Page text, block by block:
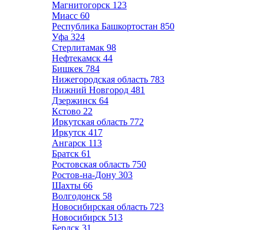
Магнитогорск 123
Миасс 60
Республика Башкортостан 850
Уфа 324
Стерлитамак 98
Нефтекамск 44
Бишкек 784
Нижегородская область 783
Нижний Новгород 481
Дзержинск 64
Кстово 22
Иркутская область 772
Иркутск 417
Ангарск 113
Братск 61
Ростовская область 750
Ростов-на-Дону 303
Шахты 66
Волгодонск 58
Новосибирская область 723
Новосибирск 513
Бердск 31